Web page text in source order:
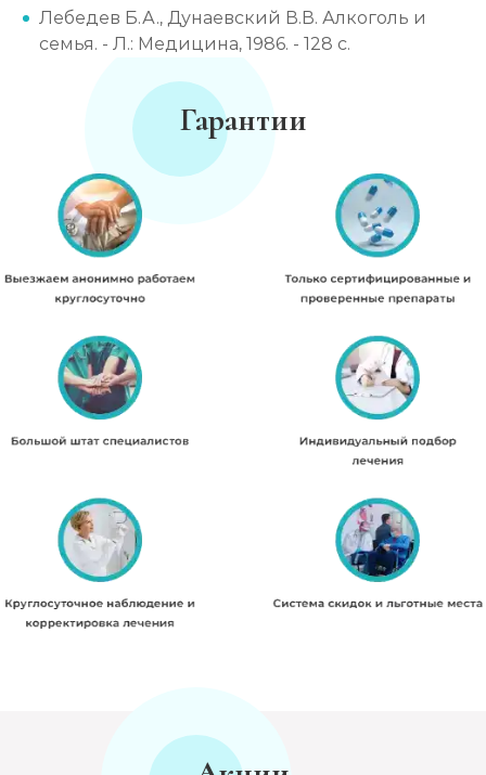
Лебедев Б.А., Дунаевский В.В. Алкоголь и
семья. - Л.: Медицина, 1986. - 128 с.
Гарантии